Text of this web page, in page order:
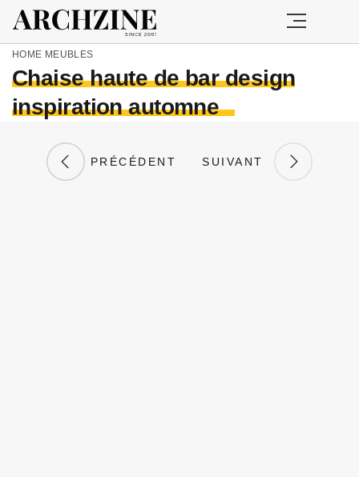
HOME MEUBLES
Chaise haute de bar design
inspiration automne
PRÉCÉDENT SUIVANT